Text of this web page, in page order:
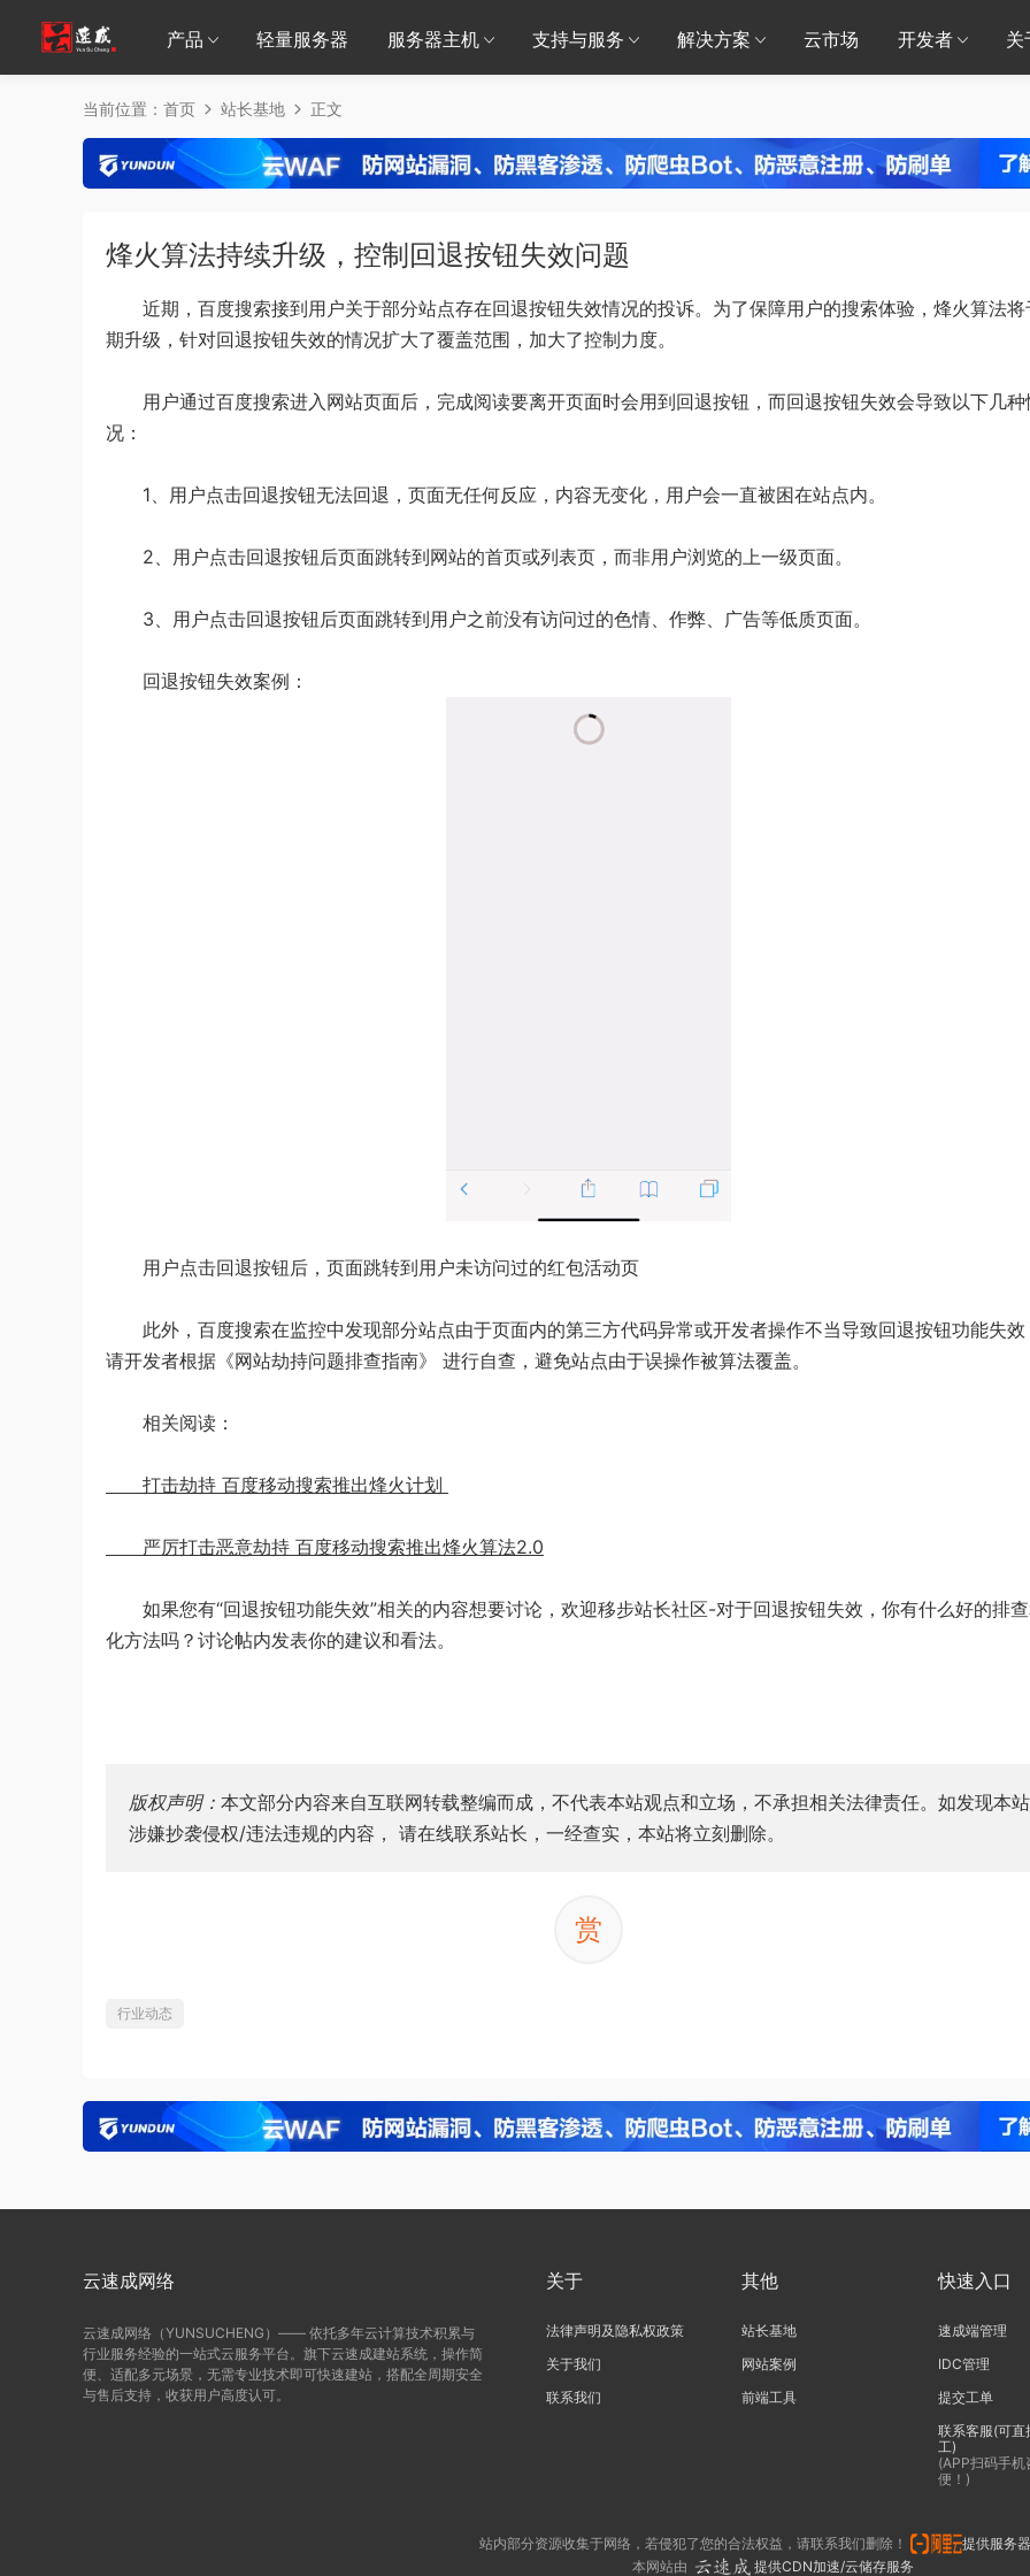
产品 轻量服务器 服务器主机 支持与服务 解决方案 云市场 开发者 关
当前位置： 首页 站长基地 正文
烽火算法持续升级，控制回退按钮失效问题
近期，百度搜索接到用户关于部分站点存在回退按钮失效情况的投诉。为了保障用户的搜索体验，烽火算法将
期升级，针对回退按钮失效的情况扩大了覆盖范围，加大了控制力度。
用户通过百度搜索进入网站页面后，完成阅读要离开页面时会用到回退按钮，而回退按钮失效会导致以下几种
况：
1、用户点击回退按钮无法回退，页面无任何反应，内容无变化，用户会一直被困在站点内。
2、用户点击回退按钮后页面跳转到网站的首页或列表页，而非用户浏览的上一级页面。
3、用户点击回退按钮后页面跳转到用户之前没有访问过的色情、作弊、广告等低质页面。
回退按钮失效案例：
用户点击回退按钮后，页面跳转到用户未访问过的红包活动页
此外，百度搜索在监控中发现部分站点由于页面内的第三方代码异常或开发者操作不当导致回退按钮功能失效
请开发者根据《网站劫持问题排查指南》 进行自查，避免站点由于误操作被算法覆盖。
相关阅读：
打击劫持 百度移动搜索推出烽火计划
严厉打击恶意劫持 百度移动搜索推出烽火算法2.0
如果您有“回退按钮功能失效”相关的内容想要讨论，欢迎移步站长社区-对于回退按钮失效，你有什么好的排
化方法吗？讨论帖内发表你的建议和看法。
版权声明： 本文部分内容来自互联网转载整编而成，不代表本站观点和立场，不承担相关法律责任。如发现本
涉嫌抄袭侵权/违法违规的内容， 请在线联系站长，一经查实，本站将立刻删除。
赏
行业动态
云速成网络
云速成网络（YUNSUCHENG）—— 依托多年云计算技术积累与
行业服务经验的一站式云服务平台。旗下云速成建站系统，操作简
便、适配多元场景，无需专业技术即可快速建站，搭配全周期安全
与售后支持，收获用户高度认可。
关于
法律声明及隐私权政策
关于我们
联系我们
其他
站长基地
网站案例
前端工具
快速入口
速成端管理
IDC管理
提交工单
联系客服(可直
工)
(APP扫码手机
便！)
站内部分资源收集于网络，若侵犯了您的合法权益，请联系我们删除！
提供服务
本网站由
提供CDN加速/云储存服务